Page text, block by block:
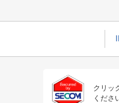
クリッ
くださ